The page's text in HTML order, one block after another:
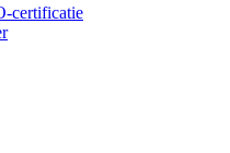
certificatie